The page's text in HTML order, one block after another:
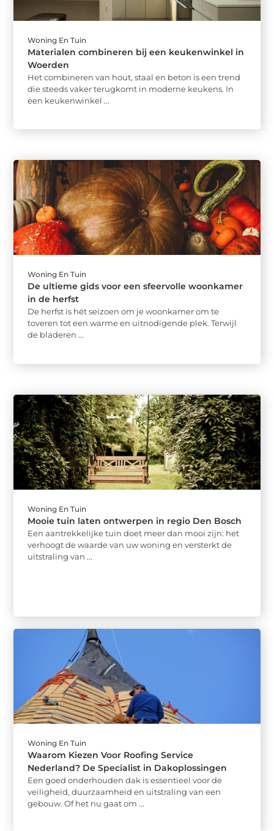
Woning En Tuin
Materialen combineren bij een keukenwinkel in
Woerden
Het combineren van hout, staal en beton is een trend
die steeds vaker terugkomt in moderne keukens. In
een keukenwinkel ...
Woning En Tuin
De ultieme gids voor een sfeervolle woonkamer
in de herfst
De herfst is hét seizoen om je woonkamer om te
toveren tot een warme en uitnodigende plek. Terwijl
de bladeren ...
Woning En Tuin
Mooie tuin laten ontwerpen in regio Den Bosch
Een aantrekkelijke tuin doet meer dan mooi zijn: het
verhoogt de waarde van uw woning en versterkt de
uitstraling van ...
Woning En Tuin
Waarom Kiezen Voor Roofing Service
Nederland? De Specialist in Dakoplossingen
Een goed onderhouden dak is essentieel voor de
veiligheid, duurzaamheid en uitstraling van een
gebouw. Of het nu gaat om ...